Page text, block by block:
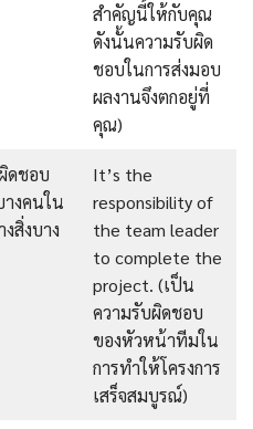
สำคัญนี้ให้กับคุณ
ดังนั้นความรับผิด
ชอบในการส่งมอบ
ผลงานจึงตกอยู่ที่
คุณ)
ดชอบ
างคนใน
สิ่งบาง
It’s the
responsibility of
the team leader
to complete the
project. (เป็น
ความรับผิดชอบ
ของหัวหน้าทีมใน
การทำให้โครงการ
เสร็จสมบูรณ์)